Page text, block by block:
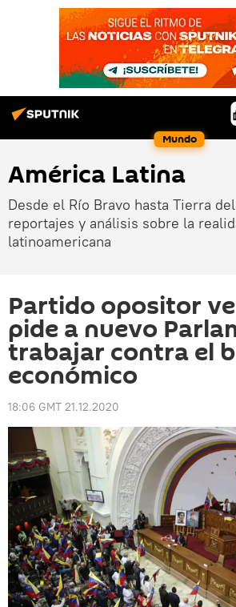
Mundo
América Latina
Desde el Río Bravo hasta Tierra
reportajes y análisis sobre la
latinoamericana
Partido opositor
pide a nuevo
trabajar contra el
económico
18:06 GMT 21.12.2020